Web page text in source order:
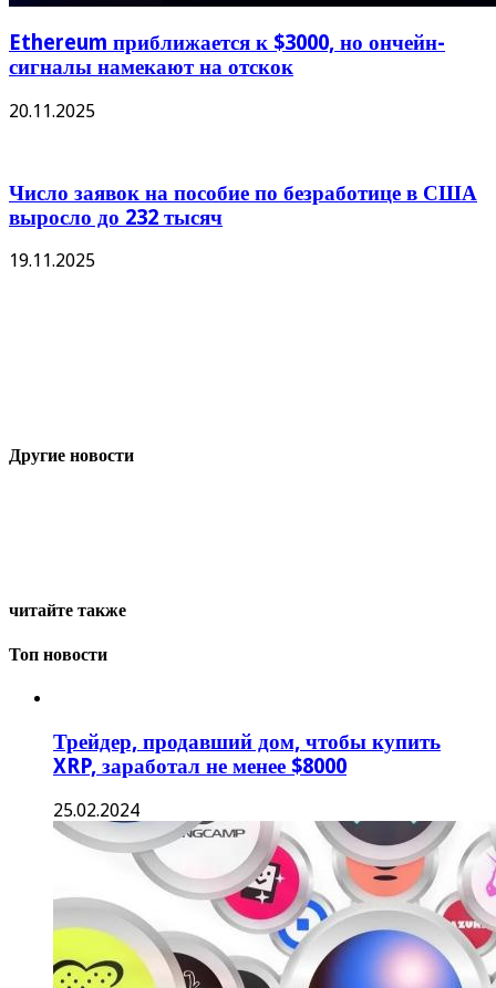
Ethereum приближается к $3000, но ончейн-
сигналы намекают на отскок
20.11.2025
Число заявок на пособие по безработице в США
выросло до 232 тысяч
19.11.2025
Другие новости
читайте также
Топ новости
Трейдер, продавший дом, чтобы купить
XRP, заработал не менее $8000
25.02.2024